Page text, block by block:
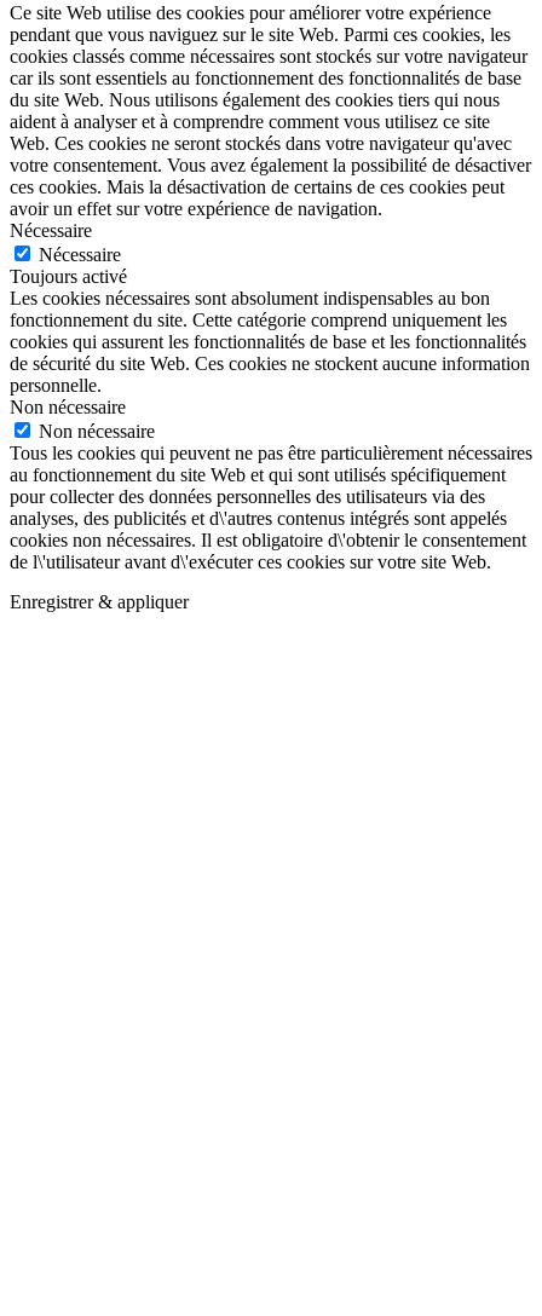
Ce site Web utilise des cookies pour améliorer votre expérience
pendant que vous naviguez sur le site Web. Parmi ces cookies, les
cookies classés comme nécessaires sont stockés sur votre navigateur
car ils sont essentiels au fonctionnement des fonctionnalités de base
du site Web. Nous utilisons également des cookies tiers qui nous
aident à analyser et à comprendre comment vous utilisez ce site
Web. Ces cookies ne seront stockés dans votre navigateur qu'avec
votre consentement. Vous avez également la possibilité de désactiver
ces cookies. Mais la désactivation de certains de ces cookies peut
avoir un effet sur votre expérience de navigation.
Nécessaire
Nécessaire
Toujours activé
Les cookies nécessaires sont absolument indispensables au bon
fonctionnement du site. Cette catégorie comprend uniquement les
cookies qui assurent les fonctionnalités de base et les fonctionnalités
de sécurité du site Web. Ces cookies ne stockent aucune information
personnelle.
Non nécessaire
Non nécessaire
Tous les cookies qui peuvent ne pas être particulièrement nécessaires
au fonctionnement du site Web et qui sont utilisés spécifiquement
pour collecter des données personnelles des utilisateurs via des
analyses, des publicités et d\'autres contenus intégrés sont appelés
cookies non nécessaires. Il est obligatoire d\'obtenir le consentement
de l\'utilisateur avant d\'exécuter ces cookies sur votre site Web.
Enregistrer & appliquer